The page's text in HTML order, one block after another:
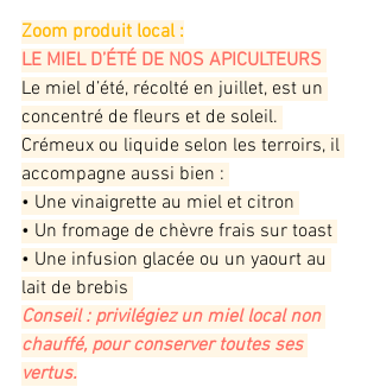
Zoom produit local :
LE MIEL D’ÉTÉ DE NOS APICULTEURS
Le miel d’été, récolté en juillet, est un
concentré de fleurs et de soleil.
Crémeux ou liquide selon les terroirs, il
accompagne aussi bien :
• Une vinaigrette au miel et citron
• Un fromage de chèvre frais sur toast
• Une infusion glacée ou un yaourt au
lait de brebis
Conseil : privilégiez un miel local non
chauffé, pour conserver toutes ses
vertus.